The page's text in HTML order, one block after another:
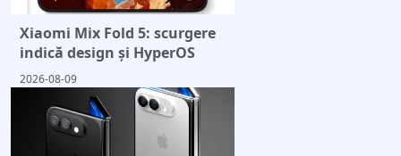
Xiaomi Mix Fold 5: scurgere
indică design și HyperOS
2026-08-09